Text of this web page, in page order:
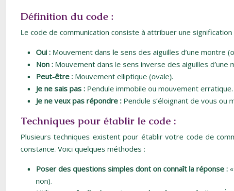
Définition du code :
Le code de communication consiste à attribuer une
Oui : Mouvement dans le sens des aiguilles d’une montre
Non : Mouvement dans le sens inverse des aiguilles
Peut-être : Mouvement elliptique (ovale).
Je ne sais pas : Pendule immobile ou mouvement erratique.
Je ne veux pas répondre : Pendule s’éloignant de vous ou
Techniques pour établir le code :
Plusieurs techniques existent pour établir votre code de
constance. Voici quelques méthodes :
Poser des questions simples dont on connaît la réponse :
non).